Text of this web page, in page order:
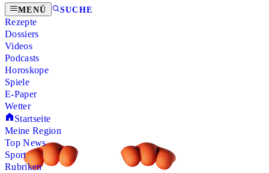
MENÜ SUCHE
Rezepte
Dossiers
Videos
Podcasts
Horoskope
Spiele
E-Paper
Wetter
Startseite
Meine Region
Top News
Sport
Rubriken